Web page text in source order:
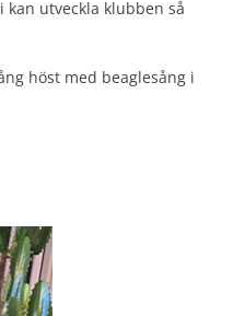
utveckla klubben så
höst med beaglesång i